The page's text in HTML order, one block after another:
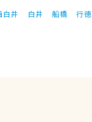
白井 白井 船橋 行徳